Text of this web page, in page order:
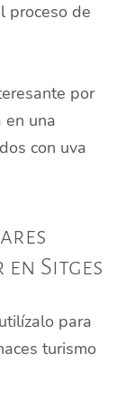
proceso de
por
una
con uva
Sitges
para
turismo